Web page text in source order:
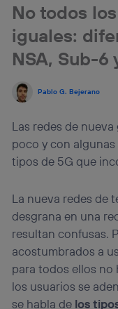
No todos
iguales:
NSA, Sub-6
Pablo G. Bejerano
Las redes de
poco y con
tipos de 5G que
La nueva redes de
desgrana en una
resultan confusas.
acostumbrados a
para todos ellos no
los usuarios se
se habla de los